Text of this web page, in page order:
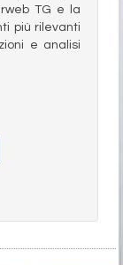
TG e la
più rilevanti
e analisi